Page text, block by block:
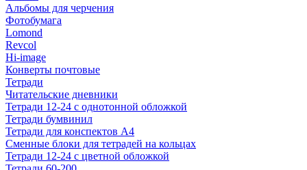
Альбомы для черчения
Фотобумага
Lomond
Revcol
Hi-image
Конверты почтовые
Тетради
Читательские дневники
Тетради 12-24 с однотонной обложкой
Тетради бумвинил
Тетради для конспектов А4
Сменные блоки для тетрадей на кольцах
Тетради 12-24 с цветной обложкой